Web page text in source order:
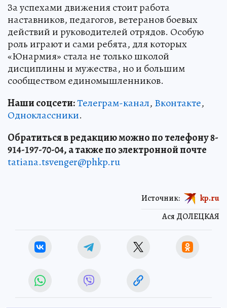
За успехами движения стоит работа
наставников, педагогов, ветеранов боевых
действий и руководителей отрядов. Особую
роль играют и сами ребята, для которых
«Юнармия» стала не только школой
дисциплины и мужества, но и большим
сообществом единомышленников.
Наши соцсети:Телеграм-канал, Вконтакте,
Одноклассники.
Обратиться в редакцию можно по телефону 8-
914-197-70-04, а также по электронной почте
tatiana.tsvenger@phkp.ru
Ася ДОЛЕЦКАЯ
Источник: kp.ru